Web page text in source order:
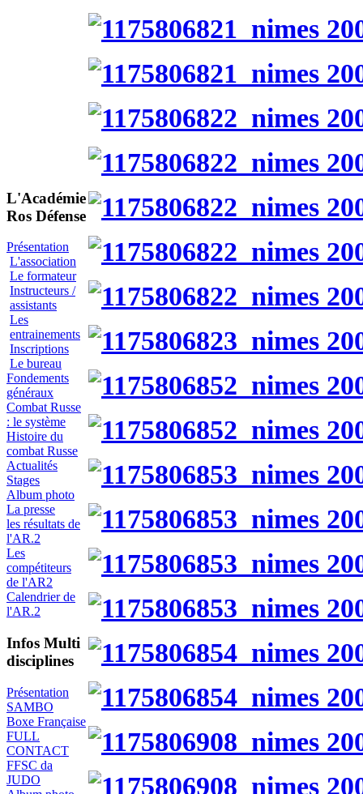
L'Académie
Ros Défense
Présentation
L'association
Le formateur
Instructeurs /
assistants
Les
entrainements
Inscriptions
Le bureau
Fondements
généraux
Combat Russe
: le système
Histoire du
combat Russe
Actualités
Stages
Album photo
La presse
les résultats de
l'AR.2
Les
compétiteurs
de l'AR2
Calendrier de
l'AR.2
Infos Multi
disciplines
Présentation
SAMBO
Boxe Française
FULL
CONTACT
FFSC da
JUDO